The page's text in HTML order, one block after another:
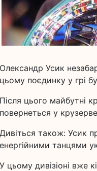
Олександр Усик
цьому поєдинку у грі
Після цього майбутні
повернеться у
Дивіться також: Усик
енергійними танцями
У цьому дивізіоні вже